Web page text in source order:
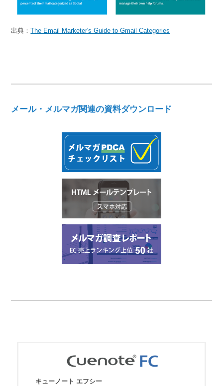
出典：The Email Marketer's Guide to Gmail Categories
メール・メルマガ関連の資料ダウンロード
キューノート エフシー